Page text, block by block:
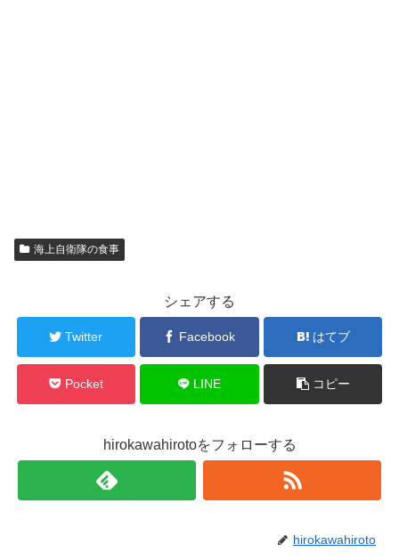
海上自衛隊の食事
シェアする
Twitter Facebook はてブ
Pocket LINE コピー
hirokawahirotoをフォローする
hirokawahiroto